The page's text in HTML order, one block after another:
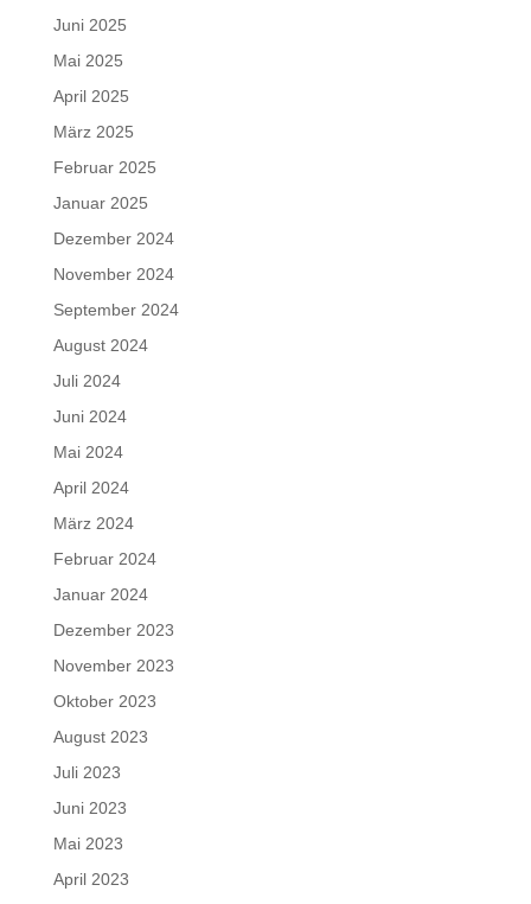
Juni 2025
Mai 2025
April 2025
März 2025
Februar 2025
Januar 2025
Dezember 2024
November 2024
September 2024
August 2024
Juli 2024
Juni 2024
Mai 2024
April 2024
März 2024
Februar 2024
Januar 2024
Dezember 2023
November 2023
Oktober 2023
August 2023
Juli 2023
Juni 2023
Mai 2023
April 2023